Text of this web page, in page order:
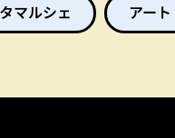
マルシェ アート